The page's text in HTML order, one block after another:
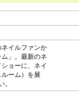
イルファンか
」。最新のネ
ョーに、ネイ
ーム）を展
。